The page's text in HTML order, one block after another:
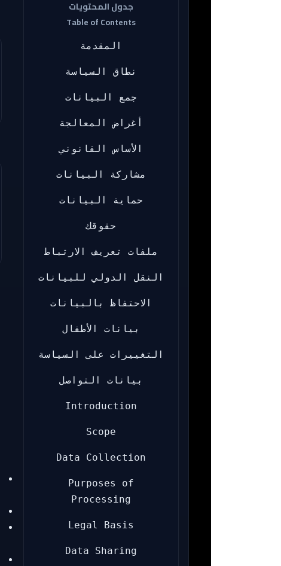
جدول المحتويات
Table of Contents
المقدمة
نطاق السياسة
جمع البيانات
أغراض المعالجة
الأساس القانوني
مشاركة البيانات
حماية البيانات
حقوقك
ملفات تعريف الارتباط
النقل الدولي للبيانات
الاحتفاظ بالبيانات
بيانات الأطفال
التغييرات على السياسة
بيانات التواصل
Introduction
Scope
Data Collection
Purposes of
Processing
Legal Basis
Data Sharing